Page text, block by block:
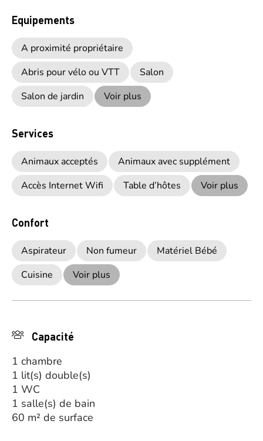
Equipements
A proximité propriétaire
Abris pour vélo ou VTT
Salon
Salon de jardin
Voir plus
Services
Animaux acceptés
Animaux avec supplément
Accès Internet Wifi
Table d’hôtes Voir plus
Confort
Aspirateur Non fumeur
Matériel Bébé
Cuisine
Voir plus
Capacité
1 chambre
1 lit(s) double(s)
1 WC
1 salle(s) de bain
60 m² de surface